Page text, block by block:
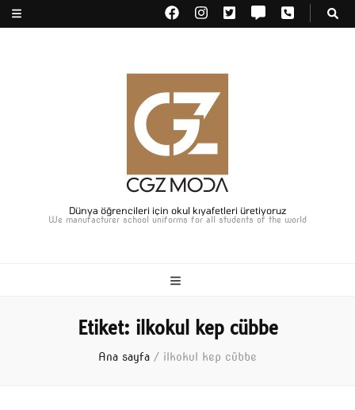
Dünya öğrencileri için okul kıyafetleri üretiyoruz
We manufacturer school uniforms for all students of the world
Etiket: ilkokul kep cübbe
Ana sayfa / ilkokul kep cübbe